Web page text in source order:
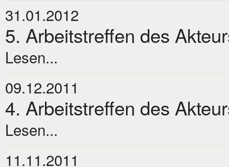
31.01.2012
5. Arbeitstreffen des
Lesen...
09.12.2011
4. Arbeitstreffen des
Lesen...
11.11.2011